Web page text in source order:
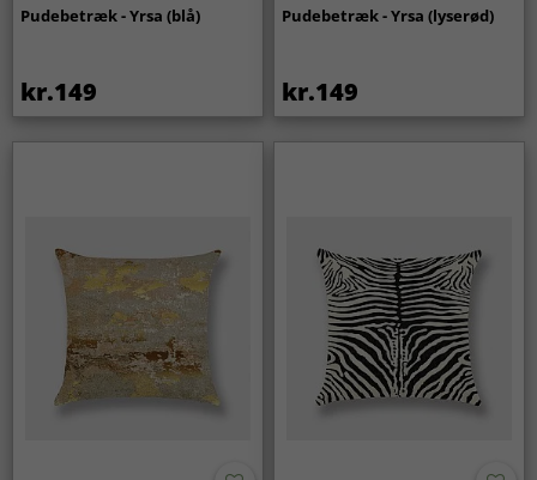
Pudebetræk - Yrsa (blå)
kr.149
Pudebetræk - Yrsa (lyserød)
kr.149